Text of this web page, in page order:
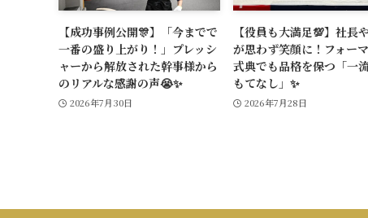
【成功事例公開🎊】「今までで
一番の盛り上がり！」プレッシ
ャーから解放された幹事様から
のリアルな感謝の声😭✨
2026年7月30日
【役員も大満足💯】社長
が思わず笑顔に！フォー
式典でも品格を保つ「一
もてなし」✨
2026年7月28日